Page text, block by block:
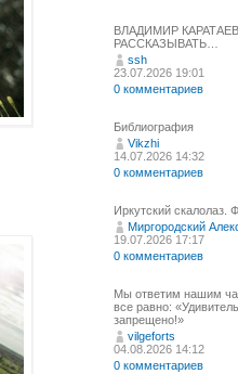
ВЛАДИМИР
РАССКАЗЫВАТЬ…
ssh
23.07.2026 19:01
0 комментариев
Библиография
Vikzhi
14.07.2026 14:32
0 комментариев
Иркутский скалолаз.
Миргородский
19.07.2026 17:17
0 комментариев
Мы ответим нашим
все равно:
запрещено!»
vilgeforts
04.08.2026 14:12
0 комментариев